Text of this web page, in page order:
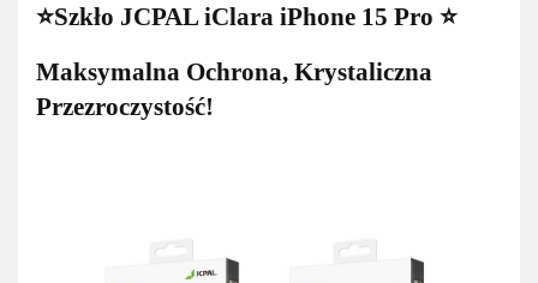
⭐Szkło JCPAL iClara iPhone 15 Pro ⭐
Maksymalna Ochrona, Krystaliczna
Przezroczystość!